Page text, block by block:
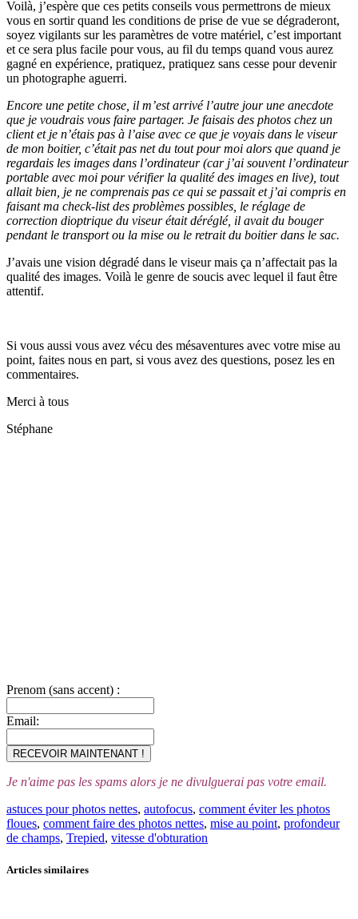
Voilà, j’espère que ces petits conseils vous permettrons de mieux
vous en sortir quand les conditions de prise de vue se dégraderont,
soyez vigilants sur les paramètres de votre matériel, c’est important
et ce sera plus facile pour vous, au fil du temps quand vous aurez
gagné en expérience, pratiquez, pratiquez sans cesse pour devenir
un photographe aguerri.
Encore une petite chose, il m’est arrivé l’autre jour une anecdote
que je voudrais vous faire partager. Je faisais des photos chez un
client et je n’étais pas à l’aise avec ce que je voyais dans le viseur
de mon boitier, c’était pas net du tout pour moi alors que quand je
regardais les images dans l’ordinateur (car j’ai souvent l’ordinateur
portable avec moi pour vérifier la qualité des images en live), tout
allait bien, je ne comprenais pas ce qui se passait et j’ai compris en
faisant ma check-list des problèmes possibles, le réglage de
correction dioptrique du viseur était déréglé, il avait du bouger
pendant le transport ou la mise ou le retrait du boitier dans le sac.
J’avais une vision dégradé dans le viseur mais ça n’affectait pas la
qualité des images. Voilà le genre de soucis avec lequel il faut être
attentif.
Si vous aussi vous avez vécu des mésaventures avec votre mise au
point, faites nous en part, si vous avez des questions, posez les en
commentaires.
Merci à tous
Stéphane
Prenom (sans accent) :
Email:
Je n'aime pas les spams alors je ne divulguerai pas votre email.
astuces pour photos nettes, autofocus, comment éviter les photos
floues, comment faire des photos nettes, mise au point, profondeur
de champs, Trepied, vitesse d'obturation
Articles similaires